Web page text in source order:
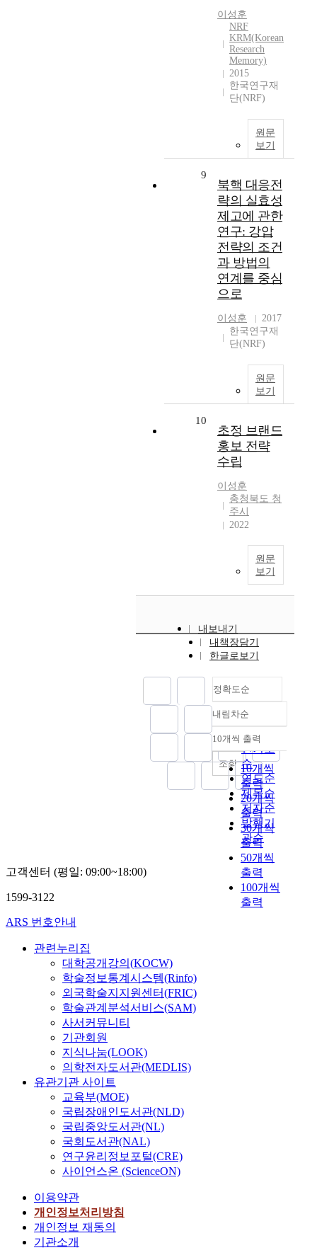
이성훈
NRF
KRM(Korean
Research
Memory)
2015
한국연구재
단(NRF)
원문
보기
9
북핵 대응전
략의 실효성
제고에 관한
연구: 강압
전략의 조건
과 방법의
연계를 중심
으로
이성훈
2017
한국연구재
단(NRF)
원문
보기
10
초정 브랜드
홍보 전략
수립
이성훈
충청북도 청
주시
2022
원문
보기
내보내기
내책장담기
한글로보기
정확도순
정확도
순
인기도
순
연도순
제목순
저자순
발행기
관순
내림차순
내림차순
10개씩 출력
10개씩
출력
20개씩
출력
30개씩
출력
50개씩
출력
100개씩
출력
조회
고객센터 (평일: 09:00~18:00)
1599-3122
ARS 번호안내
관련누리집
대학공개강의(KOCW)
학술정보통계시스템(Rinfo)
외국학술지지원센터(FRIC)
학술관계분석서비스(SAM)
사서커뮤니티
기관회원
지식나눔(LOOK)
의학전자도서관(MEDLIS)
유관기관 사이트
교육부(MOE)
국립장애인도서관(NLD)
국립중앙도서관(NL)
국회도서관(NAL)
연구윤리정보포털(CRE)
사이언스온 (ScienceON)
이용약관
개인정보처리방침
개인정보 재동의
기관소개